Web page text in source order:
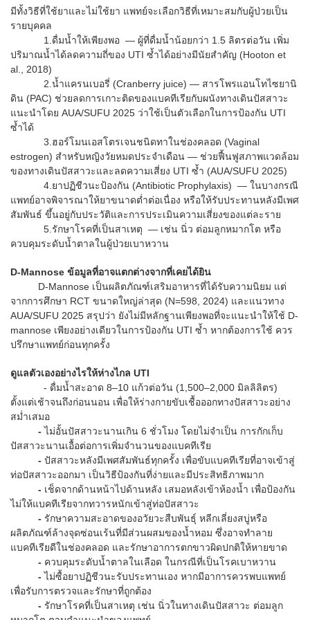
มีทั้งวิธีที่ใช้ยาและไม่ใช้ยา แพทย์จะเลือกวิธีที่เหมาะสมกับผู้ป่วยเป็น
รายบุคคล
1.ดื่มน้ำให้เพียงพอ — ผู้ที่ดื่มน้ำน้อยกว่า 1.5 ลิตรต่อวัน เพิ่ม
ปริมาณน้ำได้ลดความถี่ของ UTI ซ้ำได้อย่างมีนัยสำคัญ (Hooton et
al., 2018)
2.น้ำแครนเบอรี่ (Cranberry juice) — สารโพรแอนโทไซยานิ
ดิน (PAC) ช่วยลดการเกาะติดของแบคทีเรียกับผนังทางเดินปัสสาวะ
แนะนำโดย AUA/SUFU 2025 ว่าใช้เป็นตัวเลือกในการป้องกัน UTI
ซ้ำได้
3.ฮอร์โมนเอสโตรเจนชนิดทาในช่องคลอด (Vaginal
estrogen) สำหรับหญิงวัยหมดประจำเดือน — ช่วยฟื้นฟูสภาพแวดล้อม
ของทางเดินปัสสาวะและลดความเสี่ยง UTI ซ้ำ (AUA/SUFU 2025)
4.ยาปฏิชีวนะป้องกัน (Antibiotic Prophylaxis) — ในบางกรณี
แพทย์อาจพิจารณาให้ยาขนาดต่ำต่อเนื่อง หรือให้รับประทานหลังมีเพศ
สัมพันธ์ ขึ้นอยู่กับประวัติและการประเมินความเสี่ยงของแต่ละราย
5.รักษาโรคที่เป็นสาเหตุ — เช่น นิ่ว ต่อมลูกหมากโต หรือ
ควบคุมระดับน้ำตาลในผู้ป่วยเบาหวาน
D-Mannose ข้อมูลที่อาจแตกต่างจากที่เคยได้ยิน
D-Mannose เป็นผลิตภัณฑ์เสริมอาหารที่ได้รับความนิยม แต่
จากการศึกษา RCT ขนาดใหญ่ล่าสุด (N=598, 2024) และแนวทาง
AUA/SUFU 2025 สรุปว่า ยังไม่มีหลักฐานเพียงพอที่จะแนะนำให้ใช้ D-
mannose เพียงอย่างเดียวในการป้องกัน UTI ซ้ำ หากต้องการใช้ ควร
ปรึกษาแพทย์ก่อนทุกครั้ง
ดูแลตัวเองอย่างไรให้ห่างไกล UTI
- ดื่มน้ำสะอาด 8–10 แก้วต่อวัน (1,500–2,000 มิลลิลิตร)
ตั้งแต่เช้าจนถึงก่อนนอน เพื่อให้ร่างกายขับเชื้อออกทางปัสสาวะอย่าง
สม่ำเสมอ
-ไม่อั้นปัสสาวะนานเกิน 6 ชั่วโมง โดยไม่จำเป็น การกักเก็บ
ปัสสาวะนานเอื้อต่อการเพิ่มจำนวนของแบคทีเรีย
- ปัสสาวะหลังมีเพศสัมพันธ์ทุกครั้ง เพื่อขับแบคทีเรียที่อาจเข้าสู่
ท่อปัสสาวะออกมา เป็นวิธีป้องกันที่ง่ายและมีประสิทธิภาพมาก
- เช็ดจากด้านหน้าไปด้านหลัง เสมอหลังเข้าห้องน้ำ เพื่อป้องกัน
ไม่ให้แบคทีเรียจากทวารหนักเข้าสู่ท่อปัสสาวะ
- รักษาความสะอาดของอวัยวะสืบพันธุ์ หลีกเลี่ยงสบู่หรือ
ผลิตภัณฑ์ล้างจุดซ่อนเร้นที่มีส่วนผสมของน้ำหอม ซึ่งอาจทำลาย
แบคทีเรียดีในช่องคลอด และรักษาอาการตกขาวผิดปกติให้หายขาด
- ควบคุมระดับน้ำตาลในเลือด ในกรณีที่เป็นโรคเบาหวาน
-ไม่ซื้อยาปฏิชีวนะรับประทานเอง หากมีอาการควรพบแพทย์
เพื่อรับการตรวจและรักษาที่ถูกต้อง
- รักษาโรคที่เป็นสาเหตุ เช่น นิ่วในทางเดินปัสสาวะ ต่อมลูก